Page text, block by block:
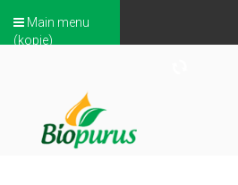
Main menu
(kopie)